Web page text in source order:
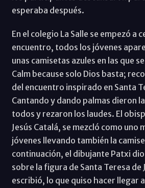
esperaba después.
En el colegio La Salle se empezó a
encuentro, todos los jóvenes
unas camisetas azules en las que
Calm because solo Dios basta;
del encuentro inspirado en Santa
Cantando y dando palmas dieron
todos y rezaron los laudes. El
Jesús Catalá, se mezcló como uno
jóvenes llevando también la
continuación, el dibujante Patxi
sobre la figura de Santa Teresa de
escribió, lo que quiso hacer llegar